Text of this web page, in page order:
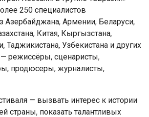
250 специалистов
Азербайджана, Армении, Беларуси,
Китая, Кыргызстана,
Узбекистана и других
— режиссёры, сценаристы,
продюсеры, журналисты,
— вызвать интерес к истории
страны, показать талантливых